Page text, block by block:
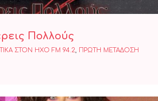
Πολλούς
ΣΤΟΝ ΗΧΟ FM 94.2, ΠΡΩΤΗ ΜΕΤΑΔΟΣΗ